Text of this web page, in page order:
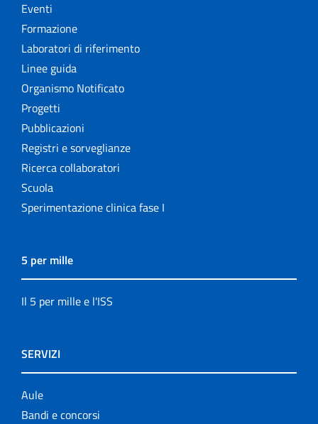
Eventi
Formazione
Laboratori di riferimento
Linee guida
Organismo Notificato
Progetti
Pubblicazioni
Registri e sorveglianze
Ricerca collaboratori
Scuola
Sperimentazione clinica fase I
5 per mille
Il 5 per mille e l'ISS
SERVIZI
Aule
Bandi e concorsi